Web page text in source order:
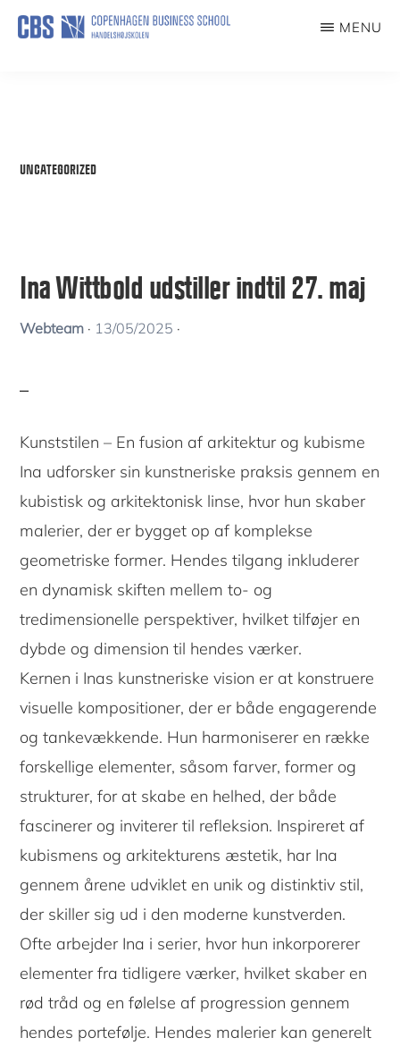
Skip
MENU
UNCATEGORIZED
Ina Wittbold udstiller indtil 27. maj
Webteam · 13/05/2025 ·
Kunststilen – En fusion af arkitektur og kubisme
Ina udforsker sin kunstneriske praksis gennem en
kubistisk og arkitektonisk linse, hvor hun skaber
malerier, der er bygget op af komplekse
geometriske former. Hendes tilgang inkluderer
en dynamisk skiften mellem to- og
tredimensionelle perspektiver, hvilket tilføjer en
dybde og dimension til hendes værker.
Kernen i Inas kunstneriske vision er at konstruere
visuelle kompositioner, der er både engagerende
og tankevækkende. Hun harmoniserer en række
forskellige elementer, såsom farver, former og
strukturer, for at skabe en helhed, der både
fascinerer og inviterer til refleksion. Inspireret af
kubismens og arkitekturens æstetik, har Ina
gennem årene udviklet en unik og distinktiv stil,
der skiller sig ud i den moderne kunstverden.
Ofte arbejder Ina i serier, hvor hun inkorporerer
elementer fra tidligere værker, hvilket skaber en
rød tråd og en følelse af progression gennem
hendes portefølje. Hendes malerier kan generelt